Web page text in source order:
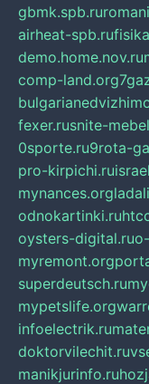
gbmk.spb.ru
airheat-spb.ru
demo.home.nov.ru
comp-land.org
fexer.rusnite-
0sporte.ru9rota-
pro-kirpichi.ru
mynances.org
odnokartinki.ru
oysters-digital.ru
myremont.org
superdeutsch.ru
mypetslife.org
infoelectrik.ru
doktorvilechit.ru
manikjurinfo.ru